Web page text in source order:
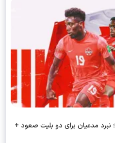
معرفی گروه B جام جهانی ۲۰۲۶؛ نبرد مدعیان برای دو بلیت صعود +